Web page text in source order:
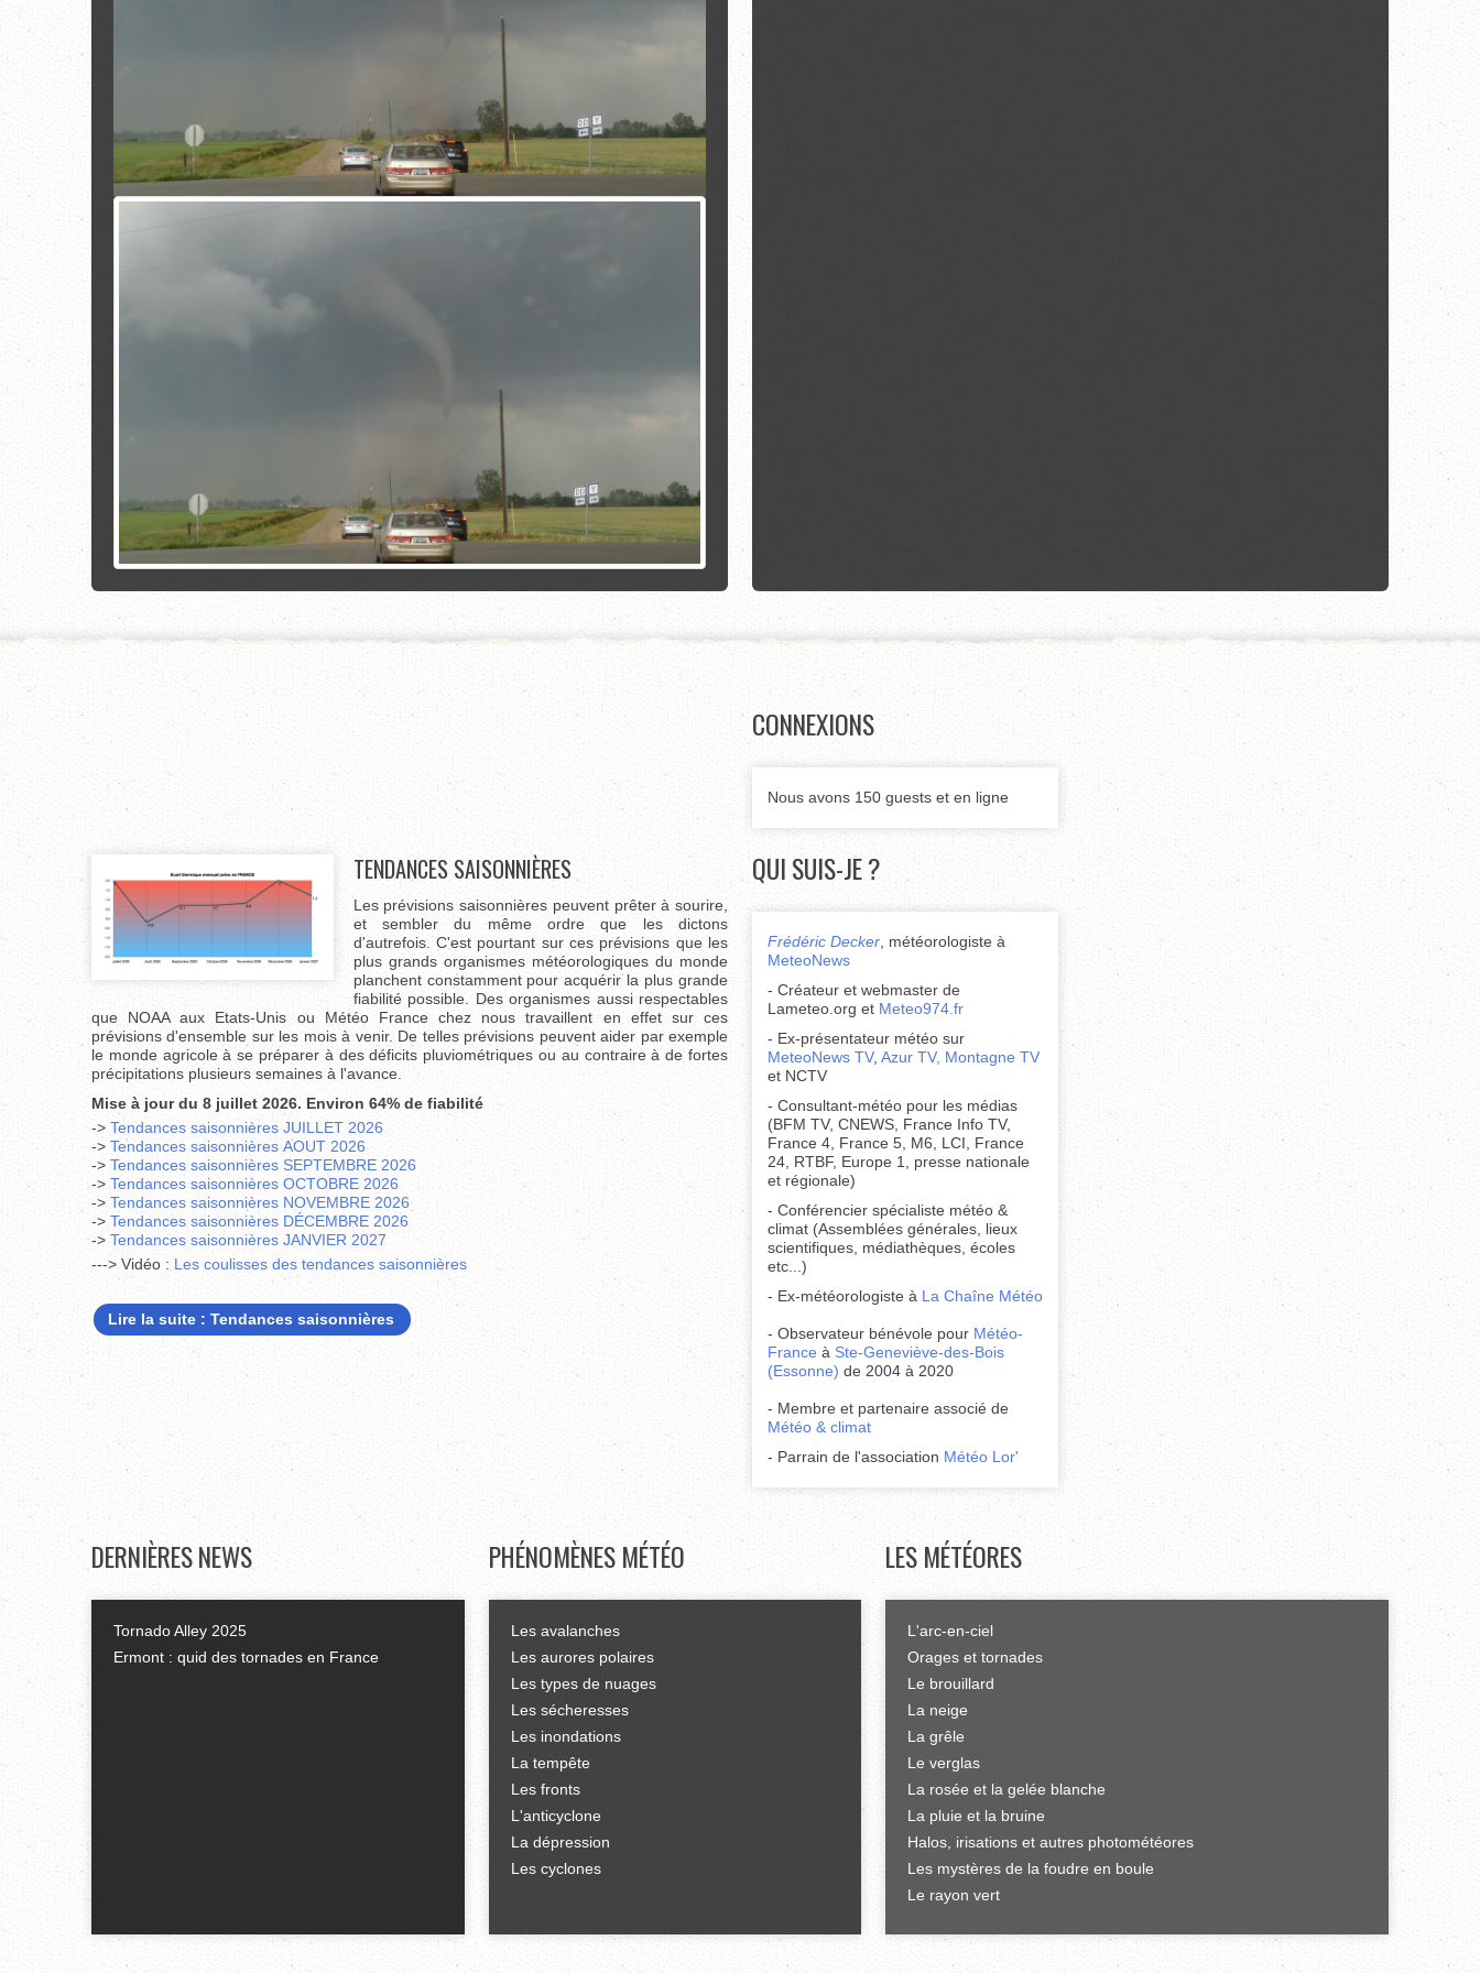
TENDANCES SAISONNIÈRES
Les prévisions saisonnières peuvent prêter à sourire,
et sembler du même ordre que les dictons
d'autrefois. C'est pourtant sur ces prévisions que les
plus grands organismes météorologiques du monde
planchent constamment pour acquérir la plus grande
fiabilité possible. Des organismes aussi respectables
que NOAA aux Etats-Unis ou Météo France chez nous travaillent en effet sur ces
prévisions d'ensemble sur les mois à venir. De telles prévisions peuvent aider par exemple
le monde agricole à se préparer à des déficits pluviométriques ou au contraire à de fortes
précipitations plusieurs semaines à l'avance.
Mise à jour du 8 juillet 2026. Environ 64% de fiabilité
-> Tendances saisonnières JUILLET 2026
-> Tendances saisonnières AOUT 2026
-> Tendances saisonnières SEPTEMBRE 2026
->Tendances saisonnières OCTOBRE 2026
->Tendances saisonnières NOVEMBRE 2026
-> Tendances saisonnières DÉCEMBRE 2026
-> Tendances saisonnières JANVIER 2027
---> Vidéo : L es coulisses des tendances saisonnières
Lire la suite : Tendances saisonnières
CONNEXIONS
Nous avons 150 guests et en ligne
QUI SUIS-JE ?
Frédéric Decker , météorologiste à
MeteoNews
- Créateur et webmaster de
Lameteo.org et Meteo974.fr
- Ex-présentateur météo sur
MeteoNews TV, Azur TV, Montagne TV
et NCTV
- Consultant-météo pour les médias
(BFM TV, CNEWS, France Info TV,
France 4, France 5, M6, LCI, France
24, RTBF, Europe 1, presse nationale
et régionale)
- Conférencier spécialiste météo &
climat (Assemblées générales, lieux
scientifiques, médiathèques, écoles
etc...)
- Ex-météorologiste à La Chaîne Météo
- Observateur bénévole pour Météo-
France à Ste-Geneviève-des-Bois
(Essonne) de 2004 à 2020
- Membre et partenaire associé de
Météo & climat
- Parrain de l'association Météo Lor'
DERNIÈRESNEWS
Tornado Alley 2025
Ermont : quid des tornades en France
PHÉNOMÈNES MÉTÉO
Les avalanches
Les aurores polaires
Les types de nuages
Les sécheresses
Les inondations
La tempête
Les fronts
L'anticyclone
La dépression
Les cyclones
LES MÉTÉORES
L'arc-en-ciel
Orages et tornades
Le brouillard
La neige
La grêle
Le verglas
La rosée et la gelée blanche
La pluie et la bruine
Halos, irisations et autres photométéores
Les mystères de la foudre en boule
Le rayon vert